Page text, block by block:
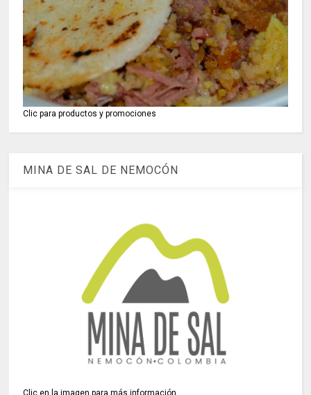
Clic para productos y promociones
MINA DE SAL DE NEMOCÓN
Clic en la imagen para más información